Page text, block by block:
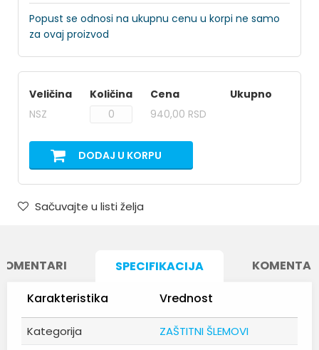
Popust se odnosi na ukupnu cenu u korpi ne samo
za ovaj proizvod
Veličina Količina Cena
Ukupno
NSZ
940,00 RSD
DODAJ U KORPU
Sačuvajte u listi želja
SPECIFIKACIJA
Karakteristika
Vrednost
Kategorija
ZAŠTITNI ŠLEMOVI